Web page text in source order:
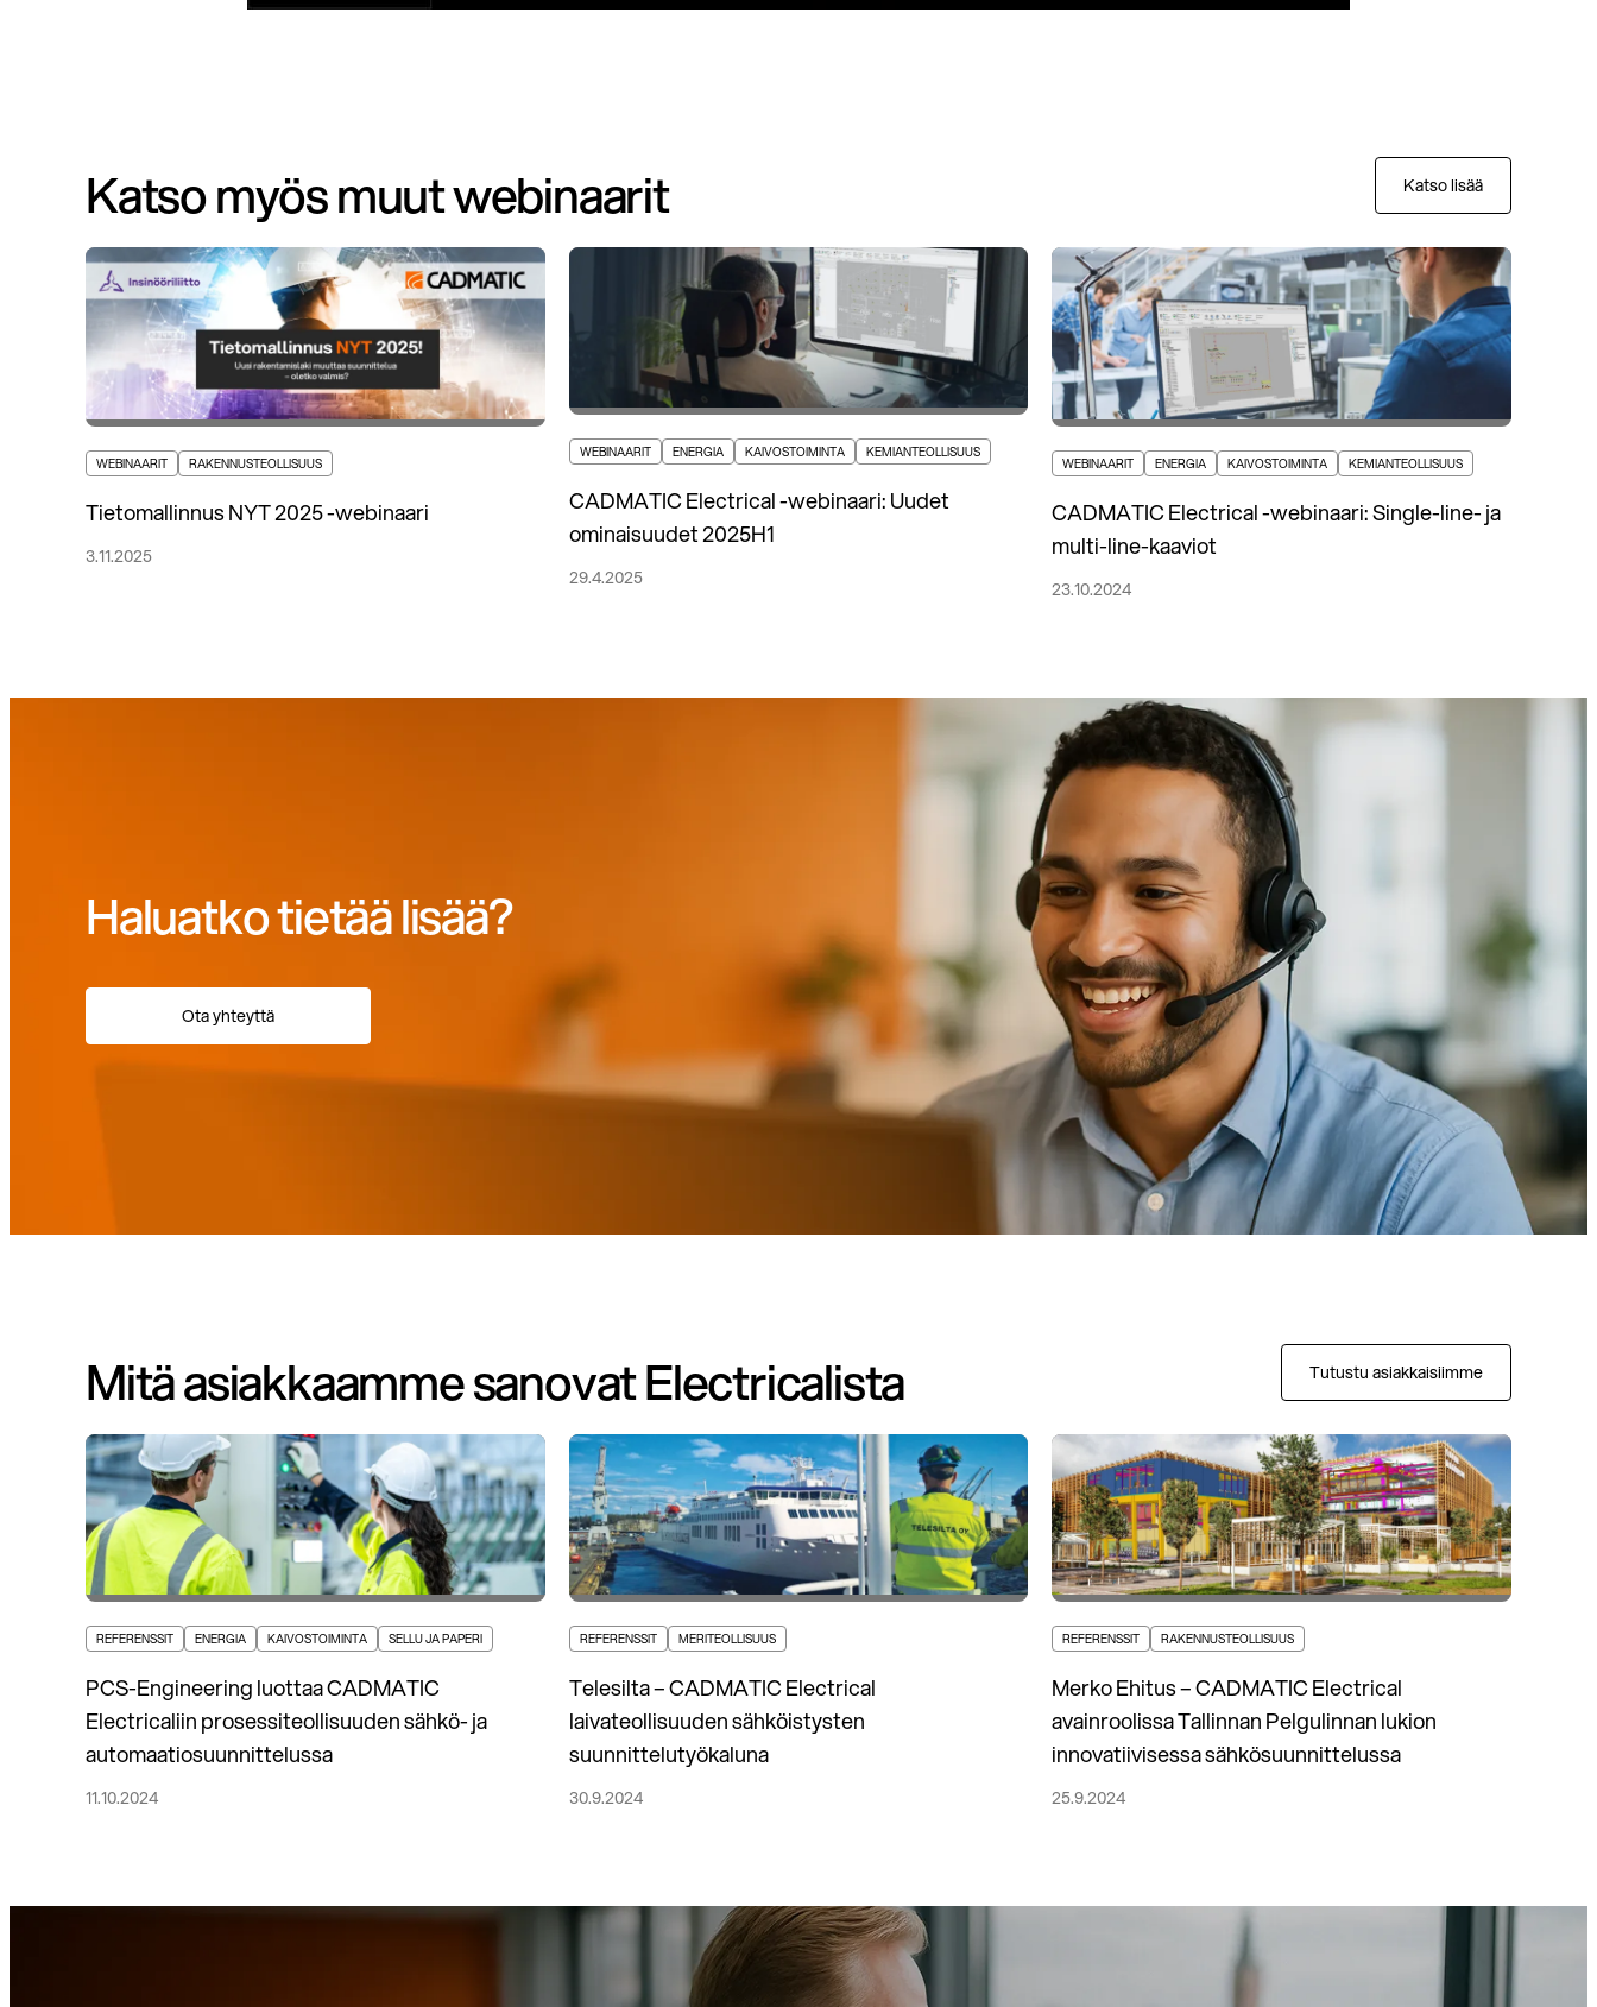
Katso myös muut webinaarit Katso lisää
WEBINAARIT RAKENNUSTEOLLISUUS
Tietomallinnus NYT 2025 -webinaari
3.11.2025
WEBINAARIT ENERGIA KAIVOSTOIMINTA KEMIANTEOLLISUUS
CADMATIC Electrical -webinaari: Uudet
ominaisuudet 2025H1
29.4.2025
WEBINAARIT ENERGIA KAIVOSTOIMINTA KEMIANTEOLLISUUS
CADMATIC Electrical -webinaari: Single-line- ja
multi-line-kaaviot
23.10.2024
Haluatko tietää lisää?
Ota yhteyttä
Mitä asiakkaamme sanovat Electricalista Tutustu asiakkaisiimme
REFERENSSIT ENERGIA KAIVOSTOIMINTA SELLU JA PAPERI
PCS-Engineering luottaa CADMATIC
Electricaliin prosessiteollisuuden sähkö- ja
automaatiosuunnittelussa
11.10.2024
REFERENSSIT MERITEOLLISUUS
Telesilta – CADMATIC Electrical
laivateollisuuden sähköistysten
suunnittelutyökaluna
30.9.2024
REFERENSSIT RAKENNUSTEOLLISUUS
Merko Ehitus – CADMATIC Electrical
avainroolissa Tallinnan Pelgulinnan lukion
innovatiivisessa sähkösuunnittelussa
25.9.2024